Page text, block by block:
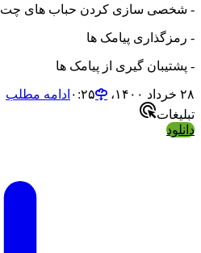
- شخصی سازی کردن حباب های چت
- رمزگذاری پیامک ها
- پشتیبان گیری از پیامک ها
۲۸ خرداد ۱۴۰۰،‏ ۰:۲۵
ادامه مطلب
تبلیغات
دانلود